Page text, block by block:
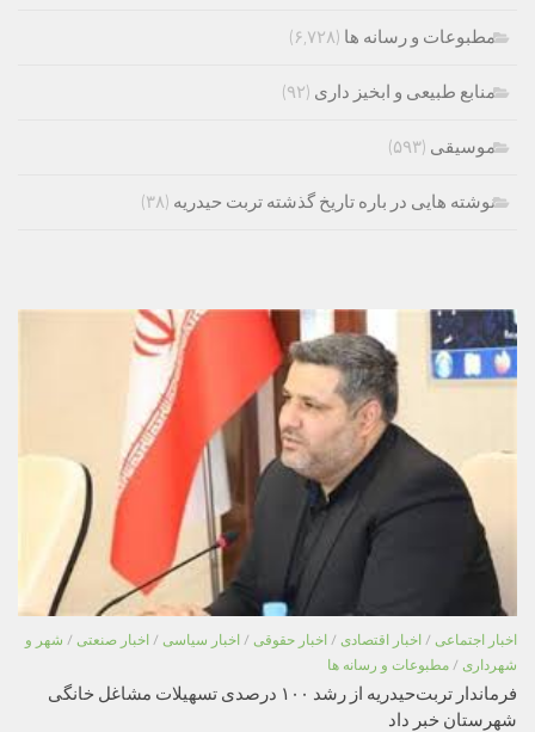
مطبوعات و رسانه ها (۶,۷۲۸)
منابع طبیعی و ابخیز داری (۹۲)
موسیقی (۵۹۳)
نوشته هایی در باره تاریخ گذشته تربت حیدریه (۳۸)
اخبار اجتماعی / اخبار اقتصادی / اخبار حقوقی / اخبار سیاسی / اخبار صنعتی / شهر و
شهرداری / مطبوعات و رسانه ها
فرماندار تربت‌حیدریه از رشد ۱۰۰ درصدی تسهیلات مشاغل خانگی
شهرستان خبر داد